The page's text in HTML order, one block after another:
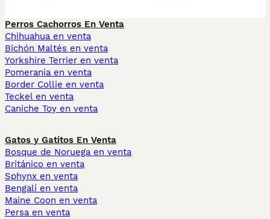
Perros Cachorros En Venta
Chihuahua en venta
Bichón Maltés en venta
Yorkshire Terrier en venta
Pomerania en venta
Border Collie en venta
Teckel en venta
Caniche Toy en venta
Gatos y Gatitos En Venta
Bosque de Noruega en venta
Británico en venta
Sphynx en venta
Bengalí en venta
Maine Coon en venta
Persa en venta